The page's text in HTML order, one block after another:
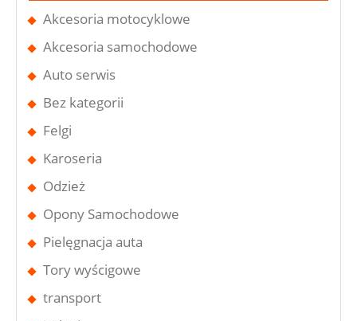
Akcesoria motocyklowe
Akcesoria samochodowe
Auto serwis
Bez kategorii
Felgi
Karoseria
Odzież
Opony Samochodowe
Pielęgnacja auta
Tory wyścigowe
transport